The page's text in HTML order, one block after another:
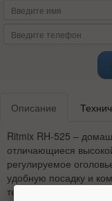
Описание
Ritmix RH-525 –
отличающиеся
регулируемое
удобную посадку и
течение длительного